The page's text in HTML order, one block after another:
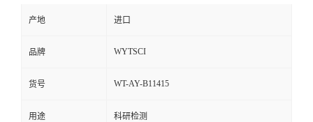
产地 进口
品牌 WYTSCI
货号 WT-AY-B11415
用途 科研检测